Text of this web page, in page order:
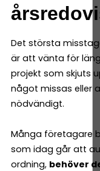
Det största
är att vänta för
projekt som skjuts
något missas eller
nödvändigt.
Många företagare
som idag går att
ordning, behöver